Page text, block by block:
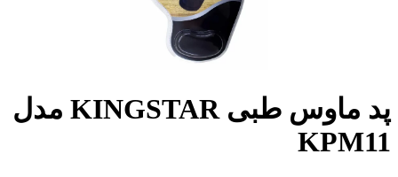
پد ماوس طبی KINGSTAR مدل
KPM11